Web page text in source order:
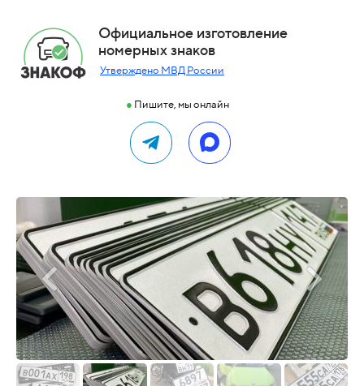
Официальное изготовление
номерных знаков
Утверждено МВД России
● Пишите, мы онлайн